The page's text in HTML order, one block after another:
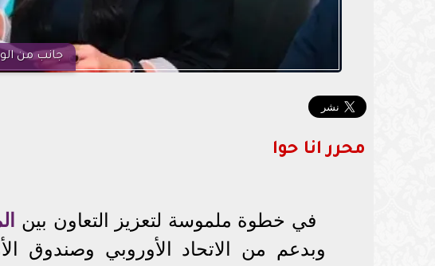
جانب من
محرر انا حوا
في خطوة ملموسة لتعزيز التعاون بين
وبدعم من الاتحاد الأوروبي وصندوق